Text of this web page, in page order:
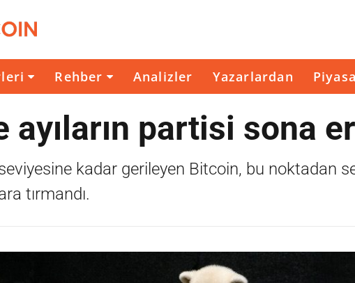
Rehber Analizler Yazarlardan Piyasa
ayıların partisi sona
kadar gerileyen Bitcoin, bu noktadan
tırmandı.